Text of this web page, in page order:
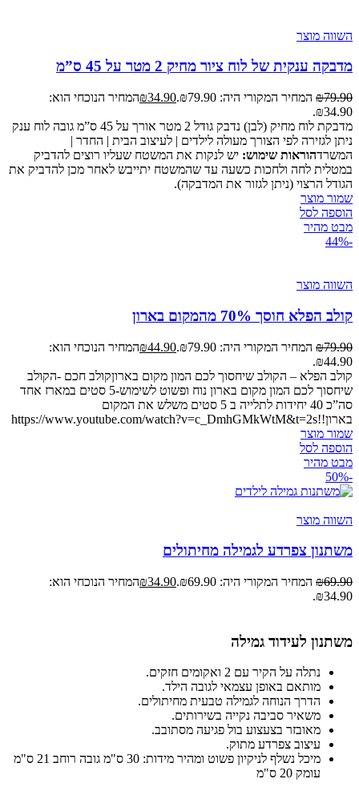
השווה מוצר
מדבקה ענקית של לוח ציור מחיק 2 מטר על 45 ס”מ
₪79.90 המחיר המקורי היה: ₪79.90. ₪34.90
המחיר הנוכחי הוא:
₪34.90.
מדבקת לוח מחיק (לבן) נדבק גודל 2 מטר אורך על 45 ס”מ גובה לוח ענק
ניתן לגזירה לפי הצורך מעולה לילדים | לעיצוב הבית | החדר |
המשרדהוראות שימוש: יש לנקות את המשטח שעליו רוצים להדביק
במטלית לחה ולחכות כשעה עד שהמשטח יתייבש לאחר מכן להדביק את
הגודל הרצוי (ניתן לגזור את המדבקה).
שמור מוצר
הוספה לסל
מבט מהיר
-44%
השווה מוצר
קולב הפלא חוסך 70% מהמקום בארון
₪79.90 המחיר המקורי היה: ₪79.90. ₪44.90
המחיר הנוכחי הוא:
₪44.90.
קולב הפלא – הקולב שיחסוך לכם המון מקום בארוןקולב חכם -הקולב
שיחסוך לכם המון מקום בארון נוח ופשוט לשימוש-5 סטים במארז אחד
סה”כ 40 יחידות לתלייה ב 5 סטים משלש את המקום
בארון!!https://www.youtube.com/watch?v=c_DmhGMkWtM&t=2s
שמור מוצר
הוספה לסל
מבט מהיר
-50%
השווה מוצר
משתנון צפרדע לגמילה מחיתולים
₪69.90 המחיר המקורי היה: ₪69.90. ₪34.90
המחיר הנוכחי הוא:
₪34.90.
משתנון לעידוד גמילה
נתלה על הקיר עם 2 ואקומים חזקים.
מותאם באופן עצמאי לגובה הילד.
הדרך הנוחה לגמילה טבעית מחיתולים.
משאיר סביבה נקייה בשירותים.
מאובזר בצעצוע בול פגיעה מסתובב.
עיצוב צפרדע מתוק.
מיכל נשלף לניקיון פשוט ומהיר מידות: 30 ס"מ גובה רוחב 21 ס"מ
עומק 20 ס"מ